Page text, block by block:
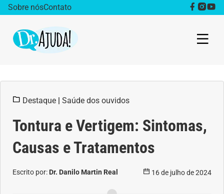
Sobre nósContato
Obesidade
Destaque
Bem estar
Destaque | Saúde dos ouvidos
Tontura e Vertigem: Sintomas,
Causas e Tratamentos
Escrito por: Dr. Danilo Martin Real 16 de julho de 2024